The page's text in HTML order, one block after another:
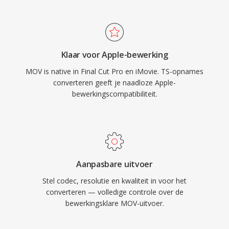
in live omroepketens als in
bestandsgebaseerde opnameworkflows.
postproductie en omroepafwerking. Het
formaat verwerkt zowel gecomprimeerde
leveringskwaliteits-content als hoge-bitrate
produciekwaliteitsbeeldmateriaal met gelijk
gemak. Precieze timecode- en
metadataverwerking maken MOV bijzonder
productietools vereisen. MOV wordt native
herkend door professionele
bewerkingssoftware op alle
besturingssystemen, waardoor het zijn
Klaar voor Apple-bewerking
MOV is native in Final Cut Pro en iMovie. TS-opnames
converteren geeft je naadloze Apple-
bewerkingscompatibiliteit.
Aanpasbare uitvoer
Stel codec, resolutie en kwaliteit in voor het
converteren — volledige controle over de
bewerkingsklare MOV-uitvoer.